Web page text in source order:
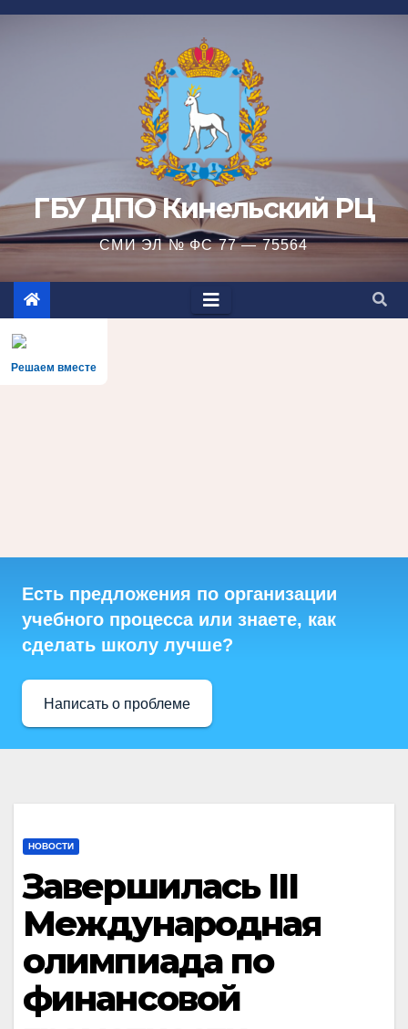
Перейти
ГБУ ДПО Кинельский РЦ
СМИ ЭЛ № ФС 77 — 75564
Решаем вместе
Есть предложения по организации
учебного процесса или знаете, как
сделать школу лучше?
Написать о проблеме
НОВОСТИ
Завершилась III
Международная
олимпиада по
финансовой